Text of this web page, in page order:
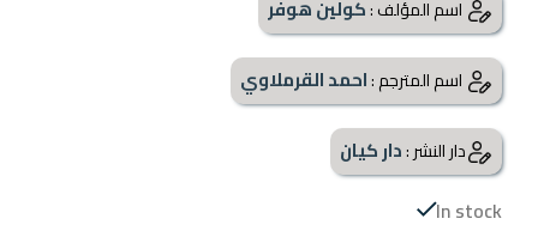
اسم المؤلف :كولين هوفر
اسم المترجم :احمد القرملاوي
دار النشر :دار كيان
In stock